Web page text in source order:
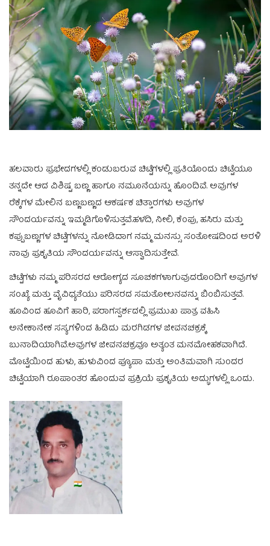
ಹಲವಾರು ಪ್ರಭೇದಗಳಲ್ಲಿ ಕಂಡುಬರುವ ಚಿಟ್ಟೆಗಳಲ್ಲಿ ಪ್ರತಿಯೊಂದು ಚಿಟ್ಟೆಯೂ
ತನ್ನದೇ ಆದ ವಿಶಿಷ್ಟ ಬಣ್ಣ ಹಾಗೂ ನಮೂನೆಯನ್ನು ಹೊಂದಿವೆ. ಅವುಗಳ
ರೆಕ್ಕೆಗಳ ಮೇಲಿನ ಬಣ್ಣಬಣ್ಣದ ಆಕರ್ಷಕ ಚಿತ್ತಾರಗಳು ಅವುಗಳ
ಸೌಂದರ್ಯವನ್ನು ಇಮ್ಮಡಿಗೊಳಿಸುತ್ತವೆ.ಹಳದಿ, ನೀಲಿ, ಕೆಂಪು, ಹಸಿರು ಮತ್ತು
ಕಪ್ಪುಬಣ್ಣಗಳ ಚಿಟ್ಟೆಗಳನ್ನು ನೋಡಿದಾಗ ನಮ್ಮ ಮನಸ್ಸು ಸಂತೋಷದಿಂದ ಅರಳಿ
ನಾವು ಪ್ರಕೃತಿಯ ಸೌಂದರ್ಯವನ್ನು ಆಸ್ವಾದಿಸುತ್ತೇವೆ.
ಚಿಟ್ಟೆಗಳು ನಮ್ಮ ಪರಿಸರದ ಆರೋಗ್ಯದ ಸೂಚಕಗಳಾಗುವುದರೊಂದಿಗೆ ಅವುಗಳ
ಸಂಖ್ಯೆ ಮತ್ತು ವೈವಿಧ್ಯತೆಯು ಪರಿಸರದ ಸಮತೋಲನವನ್ನು ಬಿಂಬಿಸುತ್ತವೆ.
ಹೂವಿಂದ ಹೂವಿಗೆ ಹಾರಿ, ಪರಾಗಸ್ಪರ್ಶದಲ್ಲಿ ಪ್ರಮುಖ ಪಾತ್ರ ವಹಿಸಿ
ಅನೇಕಾನೇಕ ಸಸ್ಯಗಳಿಂದ ಹಿಡಿದು ಮರಗಿಡಗಳ ಜೀವನಚಕ್ರಕ್ಕೆ
ಬುನಾದಿಯಾಗಿವೆ.ಅವುಗಳ ಜೀವನಚಕ್ರವೂ ಅತ್ಯಂತ ಮನಮೋಹಕವಾಗಿದೆ.
ಮೊಟ್ಟೆಯಿಂದ ಹುಳು, ಹುಳುವಿಂದ ಪ್ಯೂಪಾ ಮತ್ತು ಅಂತಿಮವಾಗಿ ಸುಂದರ
ಚಿಟ್ಟೆಯಾಗಿ ರೂಪಾಂತರ ಹೊಂದುವ ಪ್ರಕ್ರಿಯೆ ಪ್ರಕೃತಿಯ ಅದ್ಭುಗಳಲ್ಲಿ ಒಂದು.